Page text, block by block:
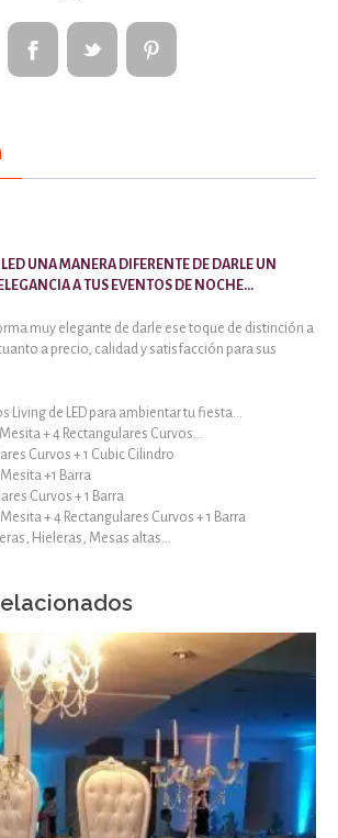
UNA MANERA DIFERENTE DE DARLE UN
A TUS EVENTOS DE NOCHE…
muy elegante de darle ese toque de distinción a
a precio, calidad y satisfacción para sus
Living de LED para ambientar tu fiesta…
+ 4 Rectangulares Curvos…
Curvos + 1 Cubic Cilindro
+1 Barra
Curvos + 1 Barra
+ 4 Rectangulares Curvos + 1 Barra
Hieleras, Mesas altas…